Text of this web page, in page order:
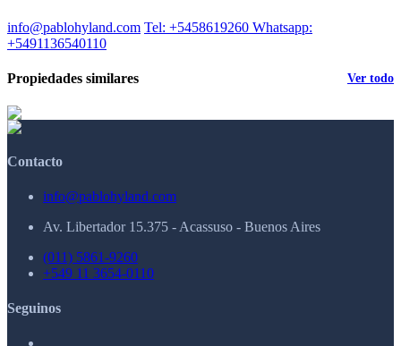
info@pablohyland.com Tel: +5458619260 Whatsapp:
+5491136540110
Propiedades similares Ver todo
Contacto
info@pablohyland.com
Av. Libertador 15.375 - Acassuso - Buenos Aires
(011) 5861-9260
+549 11 3654-0110
Seguinos